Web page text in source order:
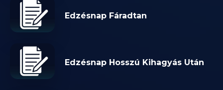
Edzésnap Fáradtan
Edzésnap Hosszú Kihagyás Után